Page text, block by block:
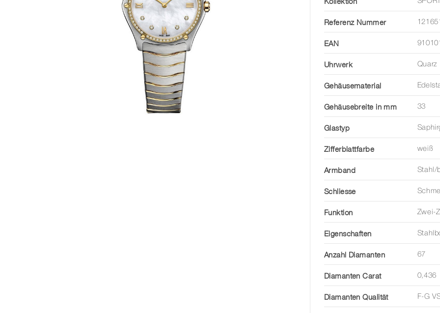
Referenz Nummer
EAN
Uhrwerk Quarz
Gehäusematerial
Gehäusebreite in mm 33
Glastyp
Zifferblattfarbe weiß
Armband Stahl/
Schliesse
Funktion Zwei-
Eigenschaften
Anzahl Diamanten 67
Diamanten Carat 0,436
Diamanten Qualität F-G